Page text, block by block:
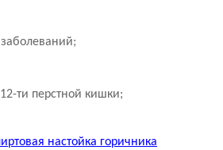
ти перстной кишки;
настойка горичника